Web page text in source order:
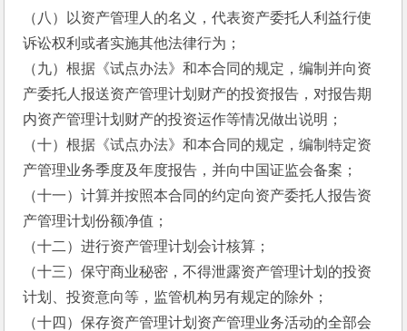
（八）以资产管理人的名义，代表资产委托人利益行使
诉讼权利或者实施其他法律行为；
（九）根据《试点办法》和本合同的规定，编制并向资
产委托人报送资产管理计划财产的投资报告，对报告期
内资产管理计划财产的投资运作等情况做出说明；
（十）根据《试点办法》和本合同的规定，编制特定资
产管理业务季度及年度报告，并向中国证监会备案；
（十一）计算并按照本合同的约定向资产委托人报告资
产管理计划份额净值；
（十二）进行资产管理计划会计核算；
（十三）保守商业秘密，不得泄露资产管理计划的投资
计划、投资意向等，监管机构另有规定的除外；
（十四）保存资产管理计划资产管理业务活动的全部会